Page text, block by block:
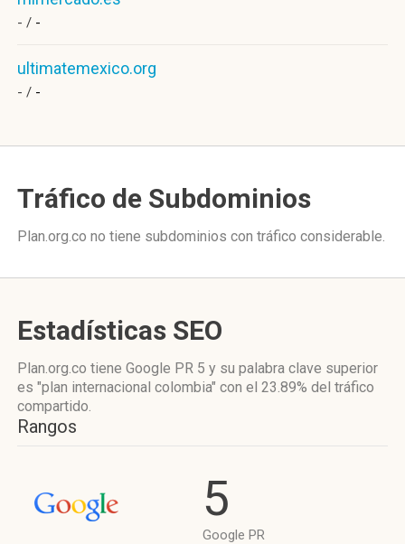
- / -
ultimatemexico.org
- / -
Tráfico de Subdominios
Plan.org.co no tiene subdominios con tráfico considerable.
Estadísticas SEO
Plan.org.co tiene Google PR 5 y su palabra clave superior
es "plan internacional colombia" con el 23.89% del tráfico
compartido.
Rangos
5
Google PR